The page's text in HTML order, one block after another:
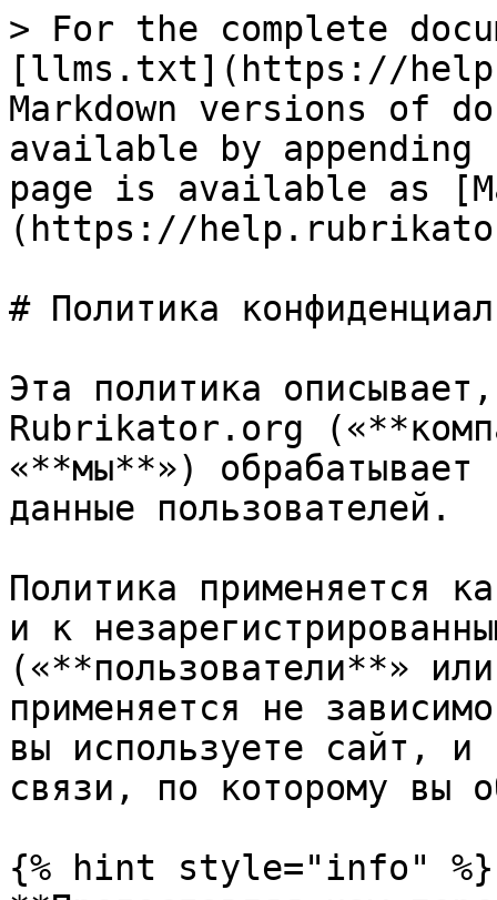
> For the complete
[llms.txt](https://
Markdown versions of
available by
page is available as
(https://
# Политика
Эта политика
Rubrikator.org
«**мы**») обрабатывает
данные пользователей.
Политика применяется
и к
(«**пользователи**»
применяется не
вы используете сайт, и
связи, по которому вы
{% hint style="info" %}